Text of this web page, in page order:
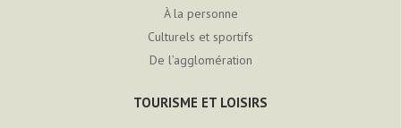
À la personne
Culturels et sportifs
De l’agglomération
TOURISME ET LOISIRS